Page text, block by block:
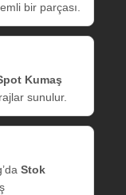
bir parçası.
Kumaş
sunulur.
Stok